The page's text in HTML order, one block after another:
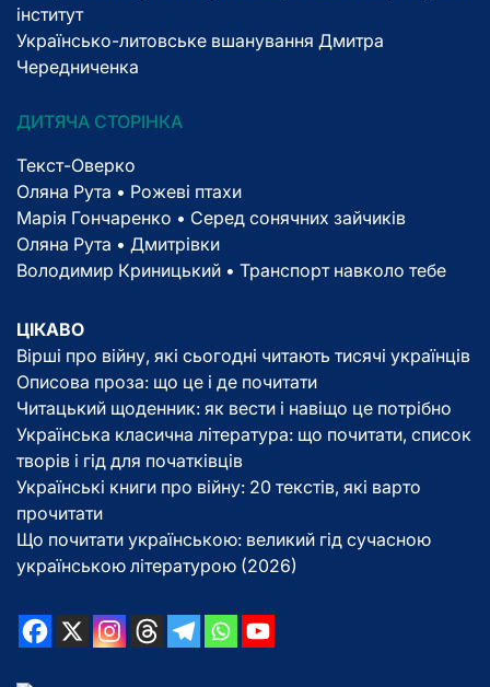
інститут
Українсько-литовське вшанування Дмитра
Чередниченка
ДИТЯЧА СТОРІНКА
Текст-Оверко
Оляна Рута • Рожеві птахи
Марія Гончаренко • Серед сонячних зайчиків
Оляна Рута • Дмитрівки
Володимир Криницький • Транспорт навколо тебе
ЦІКАВО
Вірші про війну, які сьогодні читають тисячі українців
Описова проза: що це і де почитати
Читацький щоденник: як вести і навіщо це потрібно
Українська класична література: що почитати, список
творів і гід для початківців
Українські книги про війну: 20 текстів, які варто
прочитати
Що почитати українською: великий гід сучасною
українською літературою (2026)